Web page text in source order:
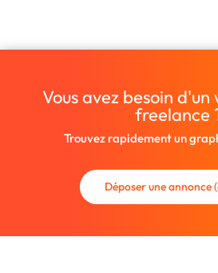
Vous avez besoin
freelance
Trouvez rapidement un
Déposer une annonce